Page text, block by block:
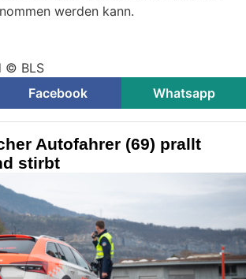
werden kann.
© BLS
Facebook Whatsapp
Autofahrer (69) prallt
stirbt